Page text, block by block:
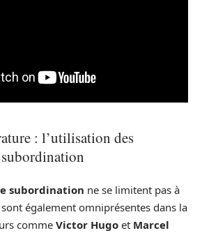
: l’utilisation des
subordination ne se limitent pas à
également omniprésentes dans la
comme Victor Hugo et Marcel